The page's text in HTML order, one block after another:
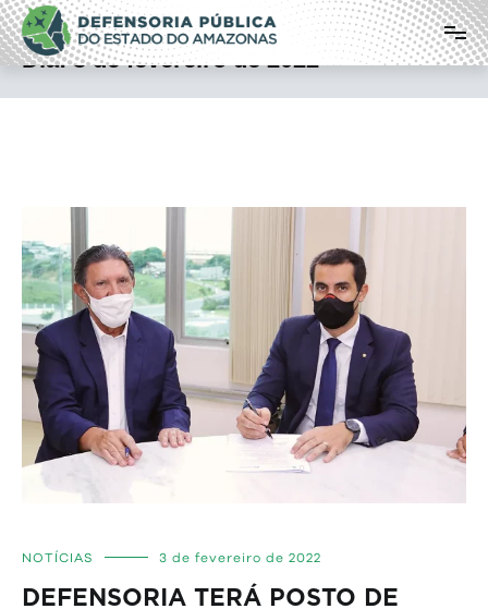
Pular
para
o
conteúdo
Defensoria Pública do Estado do
Amazonas
Dia:3 de fevereiro de 2022
NOTÍCIAS 3 de fevereiro de 2022
DEFENSORIA TERÁ POSTO DE